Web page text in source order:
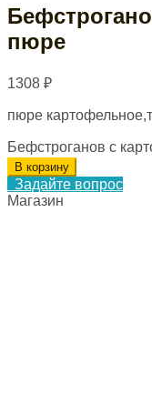
пюре
1308 ₽
пюре
Бефстроганов с
В корзину
Задайте вопрос
Магазин